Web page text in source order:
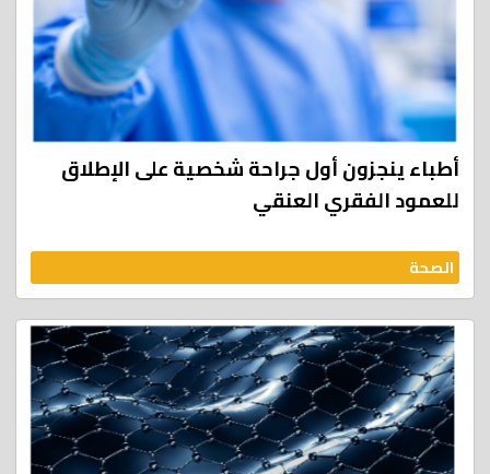
أطباء ينجزون أول جراحة شخصية على الإطلاق
للعمود الفقري العنقي
الصحة